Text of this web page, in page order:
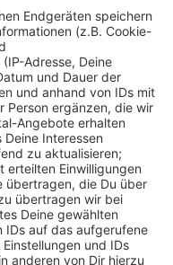
unzureichend
Schulministern
hat, sorgt für
Die Kapazitäten
der hohen
Pool-Lolli-Test
vor dem